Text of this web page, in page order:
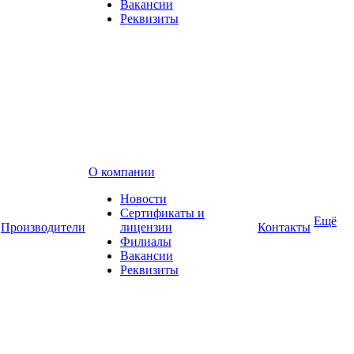
Вакансии
Реквизиты
Производители
О компании
Новости
Сертификаты и
лицензии
Филиалы
Вакансии
Реквизиты
Контакты Ещё